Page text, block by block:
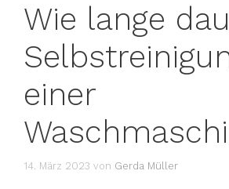
Wie lange
einer
14. März 2023 von Gerda Müller